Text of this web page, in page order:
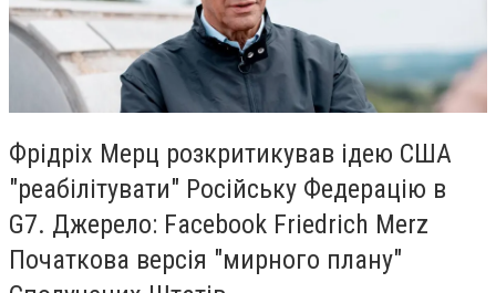
Фрідріх Мерц розкритикував ідею США
"реабілітувати" Російську Федерацію в
G7. Джерело: Facebook Friedrich Merz
Початкова версія "мирного плану"